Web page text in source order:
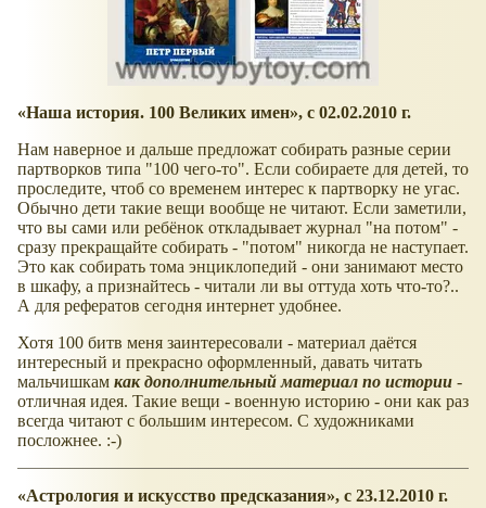
Наша история. 100 Великих имен , с 02.02.2010 г.
Нам наверное и дальше предложат собирать разные серии
партворков типа "100 чего-то". Если собираете для детей, то
проследите, чтоб со временем интерес к партворку не угас.
Обычно дети такие вещи вообще не читают. Если заметили,
что вы сами или ребёнок откладывает журнал "на потом" -
сразу прекращайте собирать - "потом" никогда не наступает.
Это как собирать тома энциклопедий - они занимают место
в шкафу, а признайтесь - читали ли вы оттуда хоть что-то?..
А для рефератов сегодня интернет удобнее.
Хотя 100 битв меня заинтересовали - материал даётся
интересный и прекрасно оформленный, давать читать
мальчишкам как дополнительный материал по истории -
отличная идея. Такие вещи - военную историю - они как раз
всегда читают с большим интересом. С художниками
посложнее. :-)
Астрология и искусство предсказания , с 23.12.2010 г.